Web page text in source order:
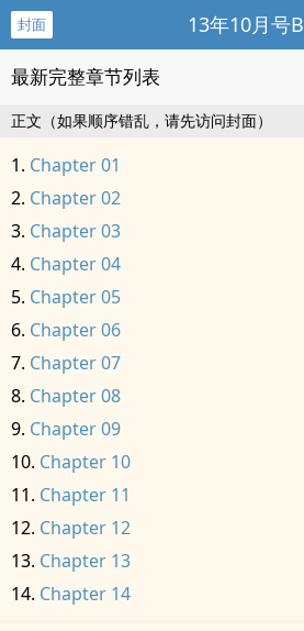
封面 13年10月号B
最新完整章节列表
正文（如果顺序错乱，请先访问封面）
Chapter 01
Chapter 02
Chapter 03
Chapter 04
Chapter 05
Chapter 06
Chapter 07
Chapter 08
Chapter 09
Chapter 10
Chapter 11
Chapter 12
Chapter 13
Chapter 14